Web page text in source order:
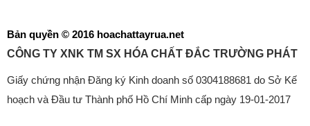
Bản quyền © 2016 hoachattayrua.net
CÔNG TY XNK TM SX HÓA CHẤT ĐẮC TRƯỜNG PHÁT
Giấy chứng nhận Đăng ký Kinh doanh số 0304188681 do Sở Kế
hoạch và Đầu tư Thành phố Hồ Chí Minh cấp ngày 19-01-2017